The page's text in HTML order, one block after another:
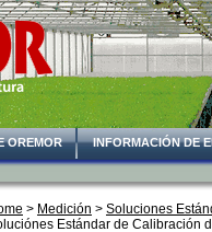
OREMOR INFORMACIÓN DE
> Medición > Soluciones
Estándar de Calibración